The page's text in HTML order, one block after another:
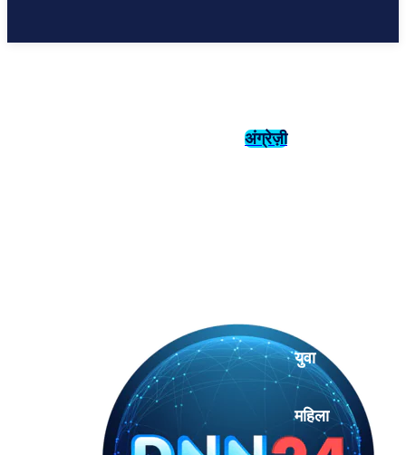
अंग्रेज़ी
युवा
महिला